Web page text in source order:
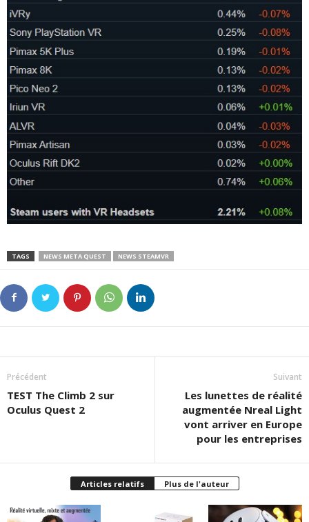
TAGS NEWS META QUEST NEWS STEAMVR
Précédent
TEST The Climb 2 sur
Oculus Quest 2
Suivant
Les lunettes de réalité
augmentée Nreal Light
vont arriver en Europe
pour les entreprises
Articles relatifs Plus de l'auteur